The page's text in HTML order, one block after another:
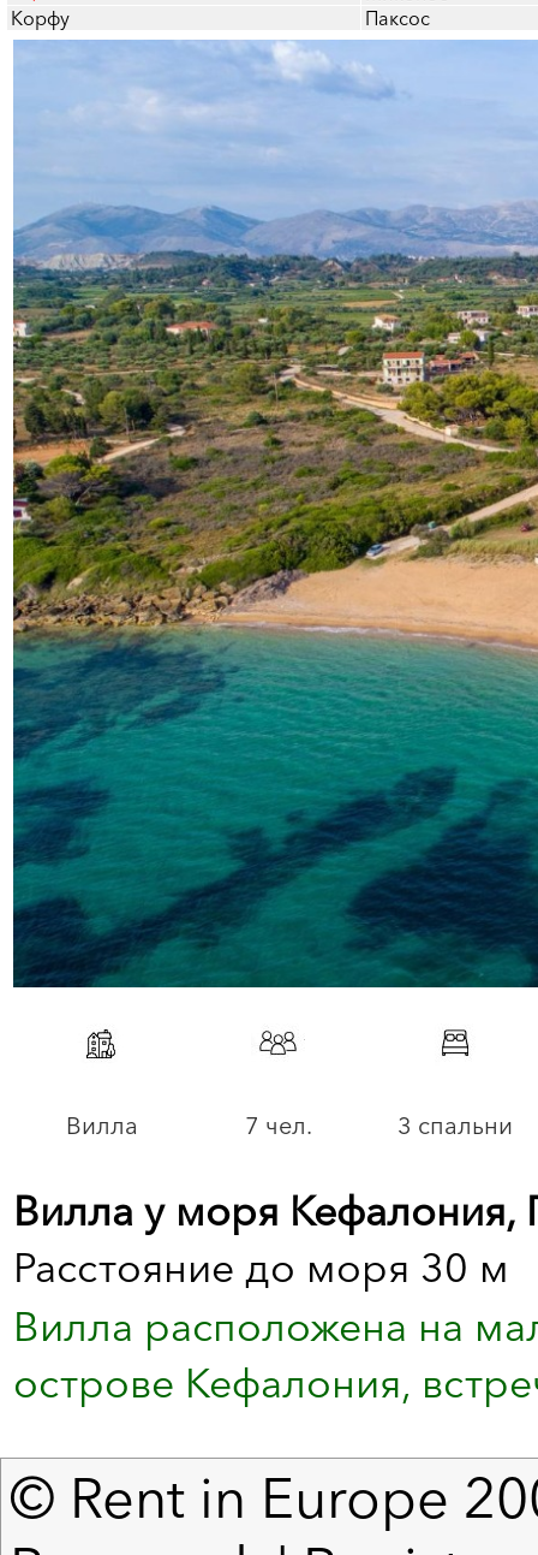
Корфу
Паксос
Вилла 7 чел. 3 спальни
Вилла у моря Кефалония,
Расстояние до моря 30 м
Вилла расположена на
острове Кефалония,
© Rent in Europe